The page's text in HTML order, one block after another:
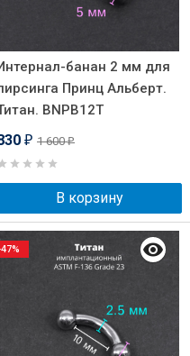
банан 2 мм для
Принц Альберт.
BNPB12T
₽ 1 600₽
В корзину